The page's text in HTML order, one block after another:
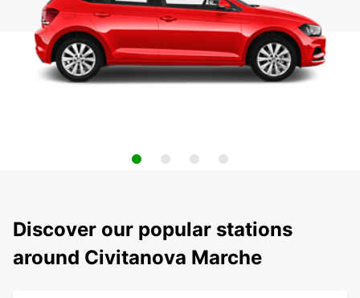
Discover our popular stations
around Civitanova Marche